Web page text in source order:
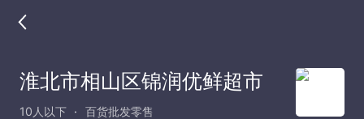
淮北市相山区锦润优鲜超市
10人以下 百货批发零售